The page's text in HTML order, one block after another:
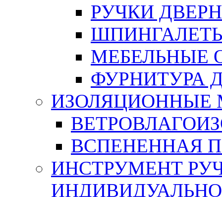
РУЧКИ
МЕБЕЛЬНЫЕ
ФУРНИТУРА
ИЗОЛЯЦИОННЫЕ
ВСПЕНЕННАЯ
ИНСТРУМЕНТ